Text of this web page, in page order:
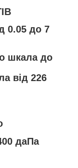
0.05 до 7
шкала до
від 226
даПа